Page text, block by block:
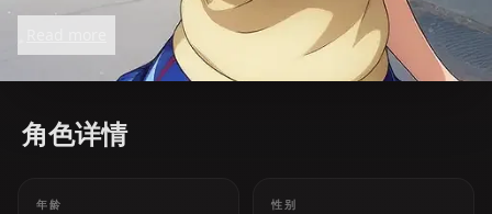
and authority bring balance and structure to the
角色详情
年龄 性别